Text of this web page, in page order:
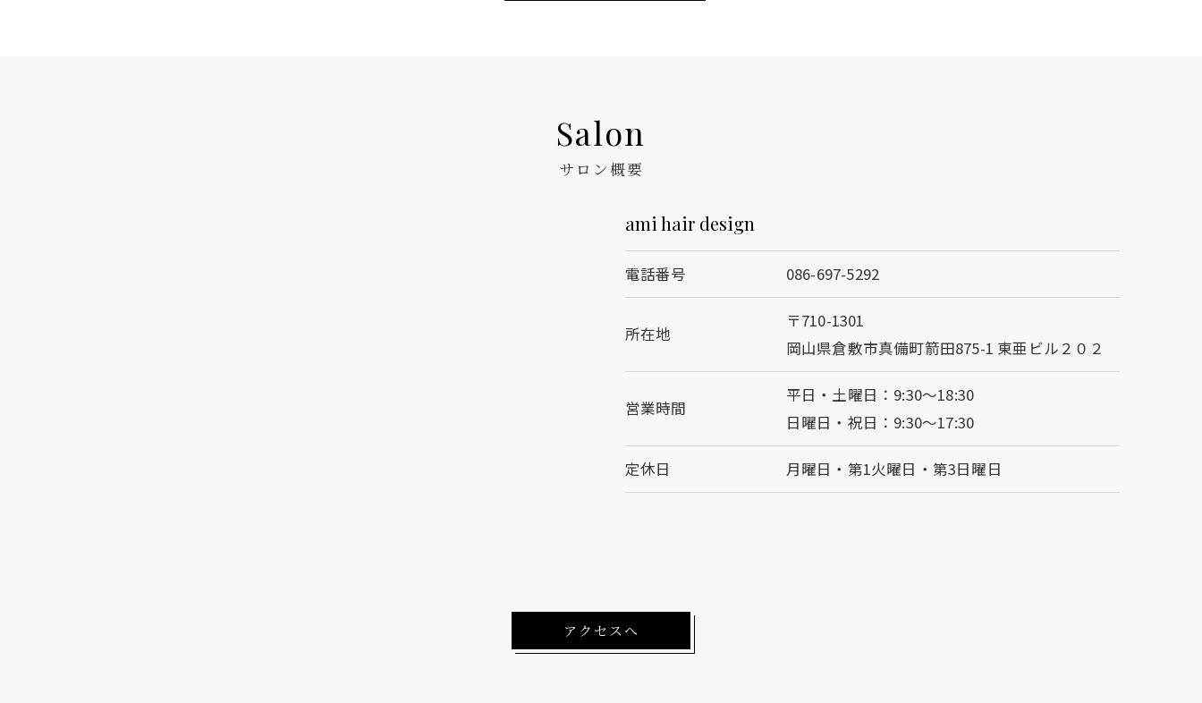
Salon
サロン概要
ami hair design
電話番号 086-697-5292
所在地
〒710-1301
岡山県倉敷市真備町箭田875-1 東亜ビル２０２
営業時間
平日・土曜日：9:30～18:30
日曜日・祝日：9:30～17:30
定休日 月曜日・第1火曜日・第3日曜日
アクセスへ